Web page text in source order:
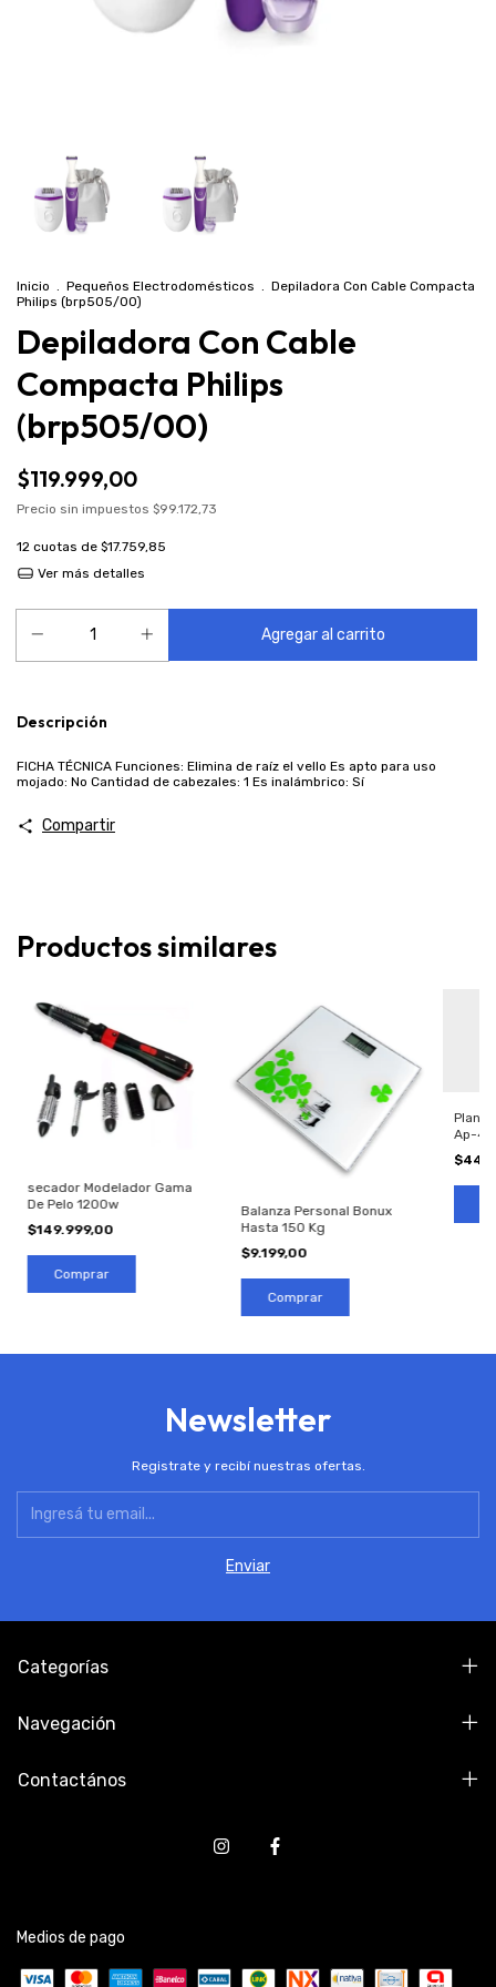
Inicio . Pequeños Electrodomésticos . Depiladora Con Cable Compacta
Philips (brp505/00)
Depiladora Con Cable
Compacta Philips
(brp505/00)
$119.999,00
Precio sin impuestos $99.172,73
12 cuotas de $17.759,85
Ver más detalles
Descripción
FICHA TÉCNICA Funciones: Elimina de raíz el vello Es apto para uso
mojado: No Cantidad de cabezales: 1 Es inalámbrico: Sí
Compartir
Productos similares
secador Modelador Gama
De Pelo 1200w
$149.999,00
Balanza Personal Bonux
Hasta 150 Kg
$9.199,00
Ap-
Newsletter
Registrate y recibí nuestras ofertas.
Categorías
Navegación
Contactános
Medios de pago